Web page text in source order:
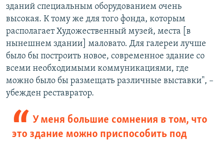
зданий специальным оборудованием очень
высокая. К тому же для того фонда, которым
располагает Художественный музей, места [в
нынешнем здании] маловато. Для галереи лучше
было бы построить новое, современное здание со
всеми необходимыми коммуникациями, где
можно было бы размещать различные выставки", –
убежден реставратор.
У меня большие сомнения в том, что
это здание можно приспособить под